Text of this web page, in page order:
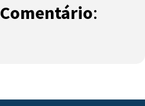
Comentário: